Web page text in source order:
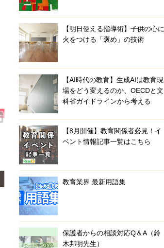
【明日使える指導術】子供の心に
火をつける「褒め」の技術
【AI時代の教育】生成AIは教育現
場をどう変えるのか、OECDと文
科省ガイドラインから考える
【8月開催】教育関係者必見！イ
ベント情報記事一覧はこちら
教育業界 最新用語集
保護者からの相談対応Q＆A（鈴
木邦明先生）